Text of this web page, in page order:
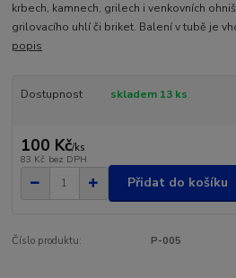
krbech, kamnech, grilech i venkovních
grilovacího uhlí či briket. Balení v tubě je
popis
Dostupnost skladem 13 ks
100 Kč/ks
83 Kč bez DPH
Přidat do košíku
Číslo produktu: P-005